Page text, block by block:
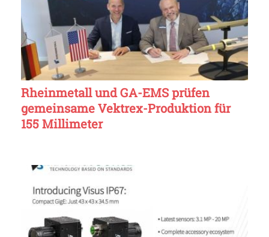
Rheinmetall und GA-EMS prüfen
gemeinsame Vektrex-Produktion für
155 Millimeter